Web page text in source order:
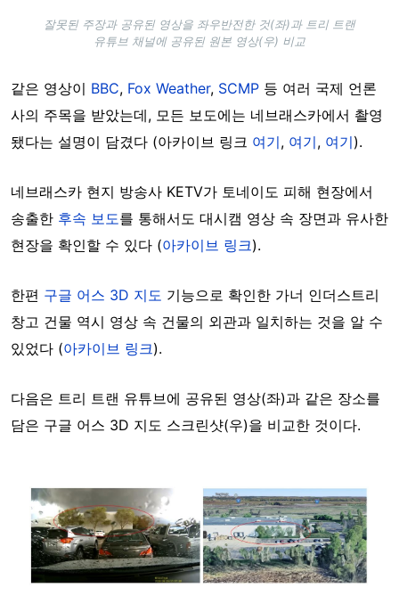
잘못된 주장과 공유된 영상을 좌우반전한 것(좌)과 트리 트랜
유튜브 채널에 공유된 원본 영상(우) 비교
같은 영상이 BBC, Fox Weather, SCMP 등 여러 국제 언론
사의 주목을 받았는데, 모든 보도에는 네브래스카에서 촬영
됐다는 설명이 담겼다 (아카이브 링크 여기, 여기, 여기).
네브래스카 현지 방송사 KETV가 토네이도 피해 현장에서
송출한 후속 보도를 통해서도 대시캠 영상 속 장면과 유사한
현장을 확인할 수 있다 (아카이브 링크).
한편 구글 어스 3D 지도 기능으로 확인한 가너 인더스트리
창고 건물 역시 영상 속 건물의 외관과 일치하는 것을 알 수
있었다 (아카이브 링크).
다음은 트리 트랜 유튜브에 공유된 영상(좌)과 같은 장소를
담은 구글 어스 3D 지도 스크린샷(우)을 비교한 것이다.
Image